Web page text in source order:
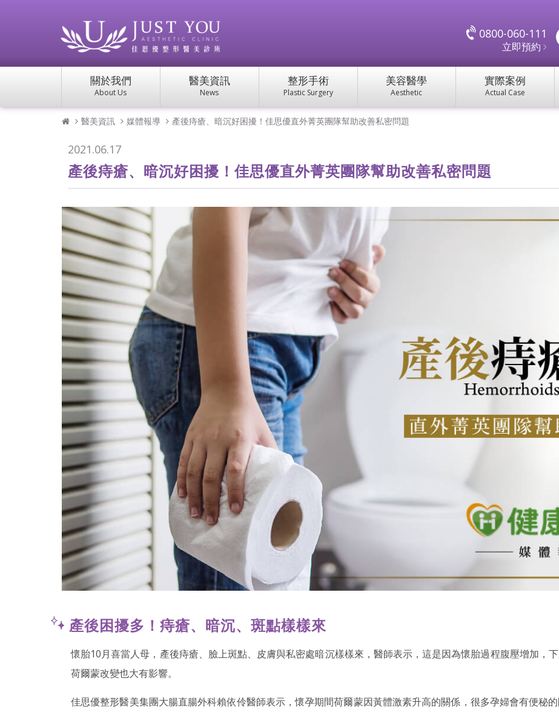
0800-060-111
立即預約
關於我們
About Us
醫美資訊
News
整形手術
Plastic Surgery
美容醫學
Aesthetic
實際案例
Actual Case
醫美資訊 媒體報導 產後痔瘡、暗沉好困擾！佳思優直外菁英團隊幫助改善私密問題
2021.06.17
產後痔瘡、暗沉好困擾！佳思優直外菁英團隊幫助改善私密問題
產後困擾多！痔瘡、暗沉、斑點樣樣來
懷胎10月喜當人母，產後痔瘡、臉上斑點、皮膚與私密處暗沉樣樣來，醫師表示，這是因為懷胎過程腹壓增加，
荷爾蒙改變也大有影響。
佳思優整形醫美集團大腸直腸外科賴依伶醫師表示，懷孕期間荷爾蒙因黃體激素升高的關係，很多孕婦會有便秘